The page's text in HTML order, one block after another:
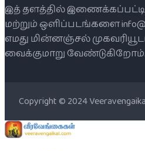
இத் தளத்தில்
மற்றும் ஒளிப்படங்களை
எமது மின்னஞ்சல்
வைக்குமாறு வேண்டுகிறோம்.
Copyright © 2024